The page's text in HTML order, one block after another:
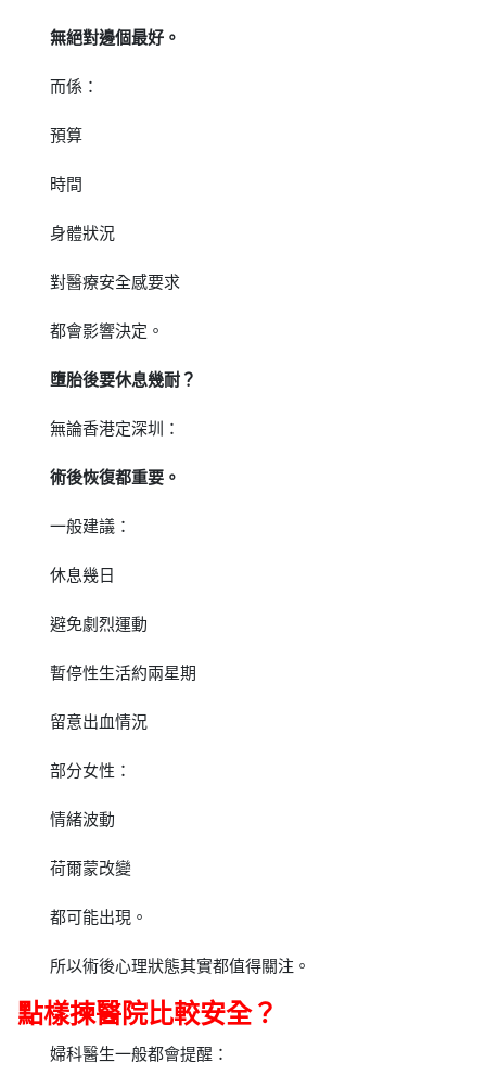
無絕對邊個最好。
而係：
預算
時間
身體狀況
對醫療安全感要求
都會影響決定。
墮胎後要休息幾耐？
無論香港定深圳：
術後恢復都重要。
一般建議：
休息幾日
避免劇烈運動
暫停性生活約兩星期
留意出血情況
部分女性：
情緒波動
荷爾蒙改變
都可能出現。
所以術後心理狀態其實都值得關注。
點樣揀醫院比較安全？
婦科醫生一般都會提醒：